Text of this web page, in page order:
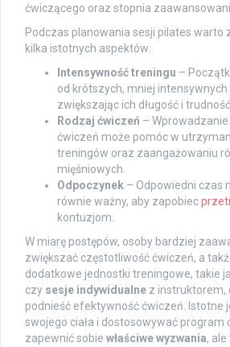
ćwiczącego oraz stopnia
Podczas planowania sesji pilates warto
kilka istotnych aspektów:
Intensywność treningu –
od krótszych, mniej
zwiększając ich długość i
Rodzaj ćwiczeń –
ćwiczeń może pomóc w
treningów oraz zaangażowaniu
mięśniowych.
Odpoczynek – Odpowiedni czas
równie ważny, aby zapobiec
kontuzjom.
W miarę postępów, osoby bardziej
zwiększać częstotliwość ćwiczeń, a
dodatkowe jednostki treningowe, takie
czy sesje indywidualne z instruktorem,
podnieść efektywność ćwiczeń. Istotne
swojego ciała i dostosowywać program
zapewnić sobie właściwe wyzwania,